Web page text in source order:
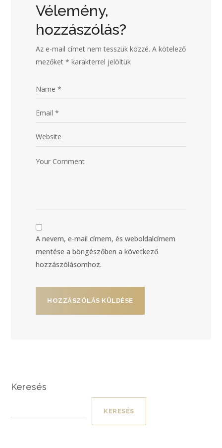
Vélemény,
hozzászólás?
Az e-mail címet nem tesszük közzé. A kötelező
mezőket* karakterrel jelöltük
A nevem, e-mail címem, és weboldalcímem
mentése a böngészőben a következő
hozzászólásomhoz.
Keresés
KERESÉS